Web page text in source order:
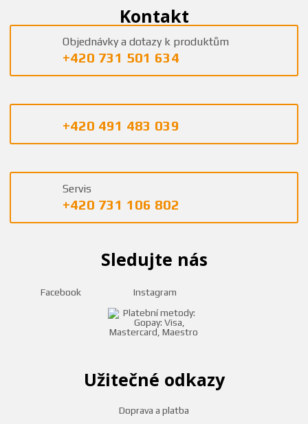
Užitečné odkazy
Doprava a platba
Kontakt
Objednávky a dotazy k produktům
+420 731 501 634
+420 491 483 039
Servis
+420 731 106 802
Sledujte nás
Facebook Instagram